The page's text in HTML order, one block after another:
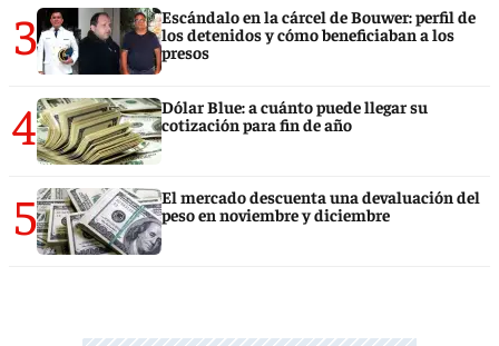
3
Escándalo en la cárcel de Bouwer: perfil de
los detenidos y cómo beneficiaban a los
presos
4
Dólar Blue: a cuánto puede llegar su
cotización para fin de año
5
El mercado descuenta una devaluación del
peso en noviembre y diciembre